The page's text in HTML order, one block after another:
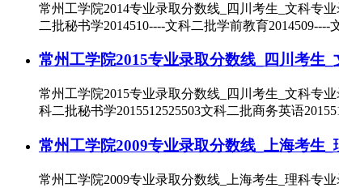
常州工学院2014专业录取分数线_四川考生_文科专
二批秘书学2014510----文科二批学前教育2014509----
常州工学院2015专业录取分数线_四川考生
常州工学院2015专业录取分数线_四川考生_文科专
科二批秘书学2015512525503文科二批商务英语
常州工学院2009专业录取分数线_上海考生
常州工学院2009专业录取分数线_上海考生_理科专